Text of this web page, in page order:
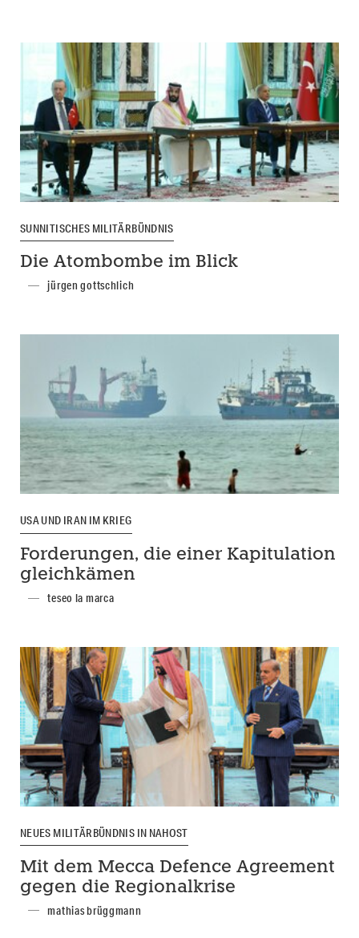
SUNNITISCHES MILITÄRBÜNDNIS
Die Atombombe im Blick
jürgen gottschlich
USA UND IRAN IM KRIEG
Forderungen, die einer Kapitulation
gleichkämen
teseo la marca
NEUES MILITÄRBÜNDNIS IN NAHOST
Mit dem Mecca Defence Agreement
gegen die Regionalkrise
mathias brüggmann